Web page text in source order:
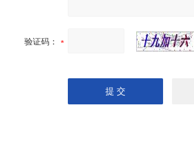
验证码：